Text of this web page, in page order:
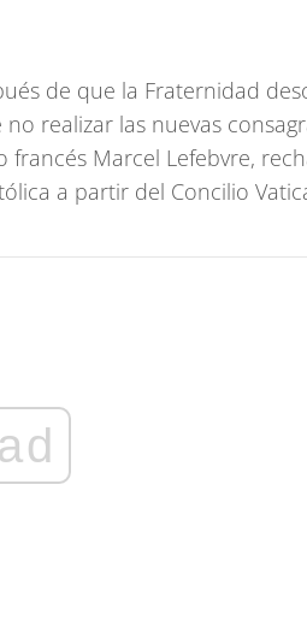
de que la Fraternidad
realizar las nuevas
Marcel Lefebvre,
a partir del Concilio
ad